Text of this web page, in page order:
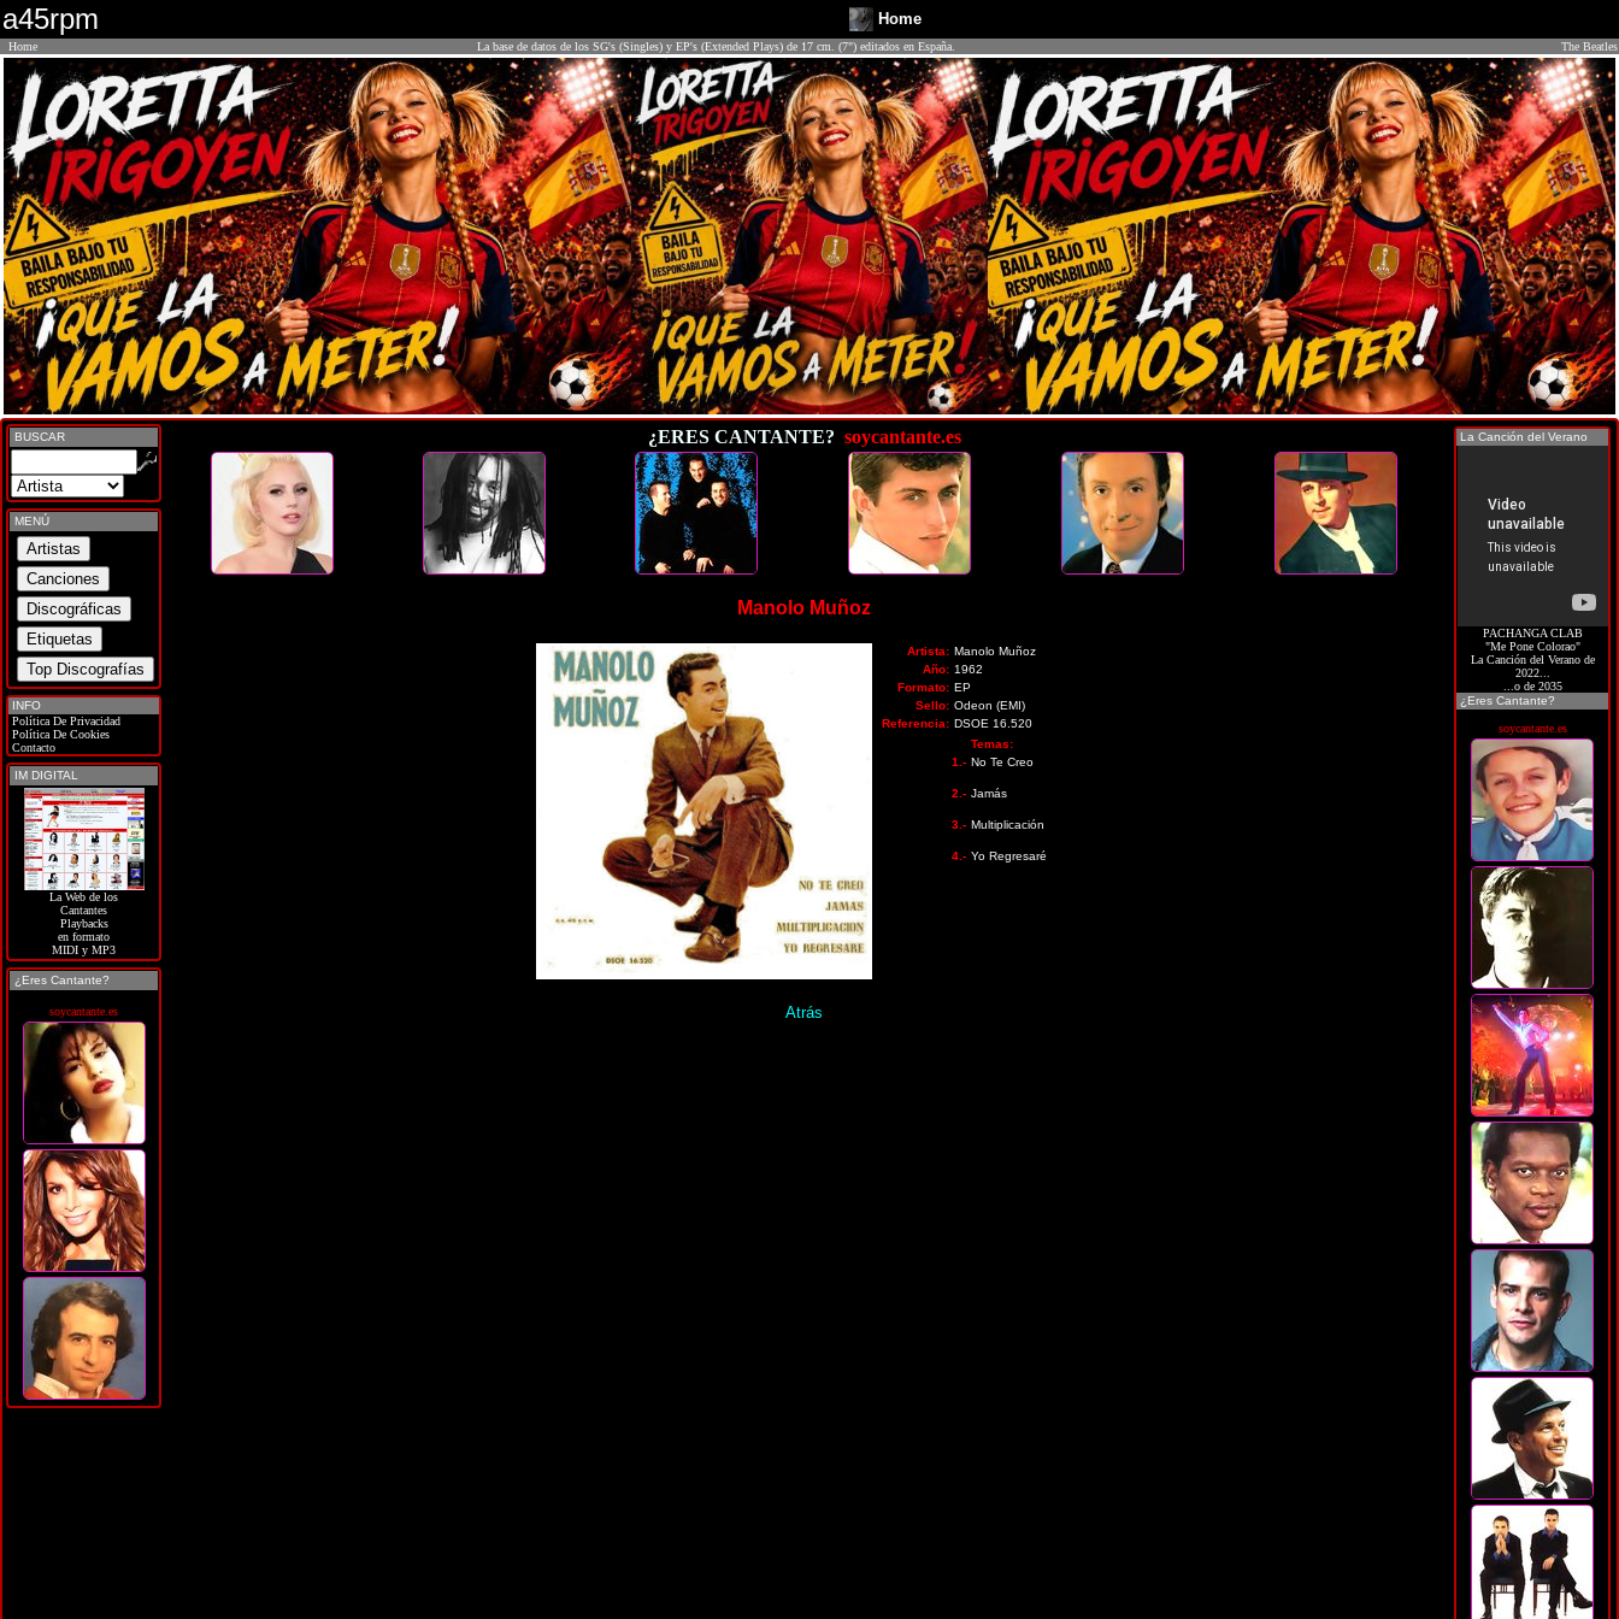
a45rpm Home
Home La base de datos de los SG's (Singles) y EP's (Extended Plays) de 17 cm. (7") editados en España. The Beatles
BUSCAR
MENÚ
INFO
Política De Privacidad
Política De Cookies
Contacto
IM DIGITAL
La Web de los
Cantantes
Playbacks
en formato
MIDI y MP3
¿Eres Cantante?
soycantante.es
¿ERES CANTANTE? soycantante.es
Manolo Muñoz
Artista: Manolo Muñoz
Año: 1962
Formato: EP
Sello: Odeon (EMI)
Referencia: DSOE 16.520
Temas:
1.- No Te Creo
2.- Jamás
3.- Multiplicación
4.- Yo Regresaré
Atrás
La Canción del Verano
PACHANGA CLAB
"Me Pone Colorao"
La Canción del Verano de
2022...
...o de 2035
¿Eres Cantante?
soycantante.es